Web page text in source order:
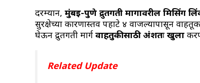
दरम्यान, मुंबई-पुणे द्रुतगती मार्गावरील मिसिंग
सुरक्षेच्या कारणास्तव पहाटे ४ वाजल्यापासून
घेऊन द्रुतगती मार्ग वाहतुकीसाठी अंशतः खुला
Related Update